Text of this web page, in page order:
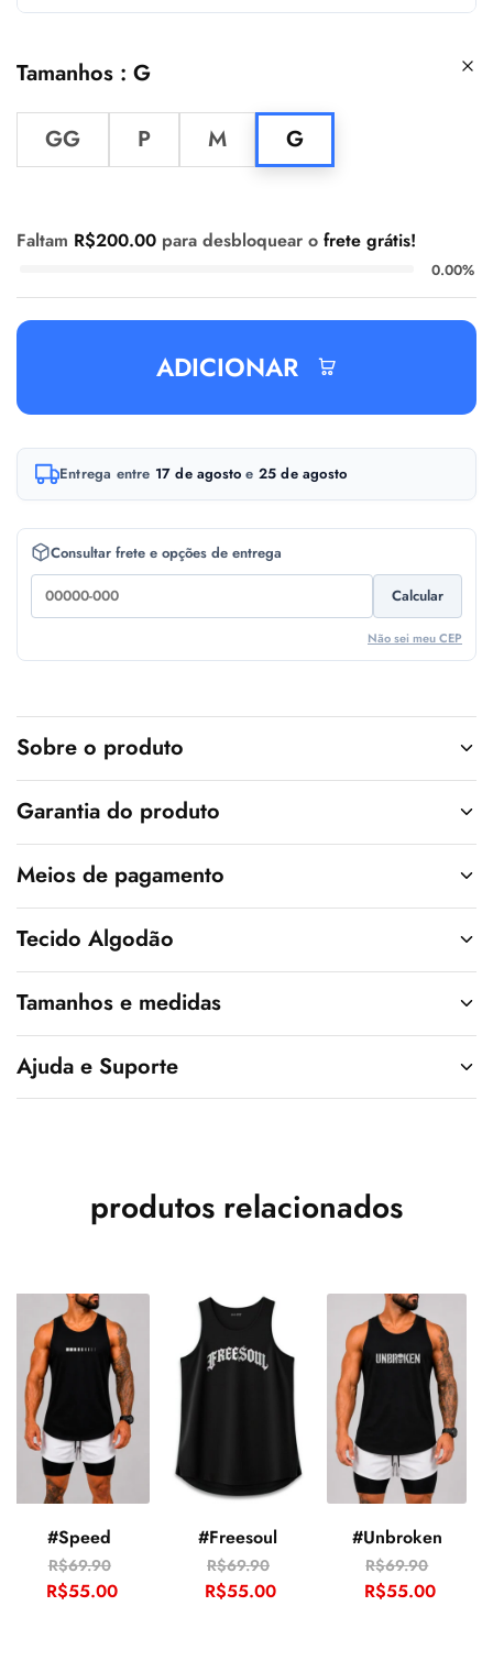
Tamanhos G
GG P M G
Faltam R$200.00 para desbloquear o frete grátis!
0.00%
ADICIONAR
A
i
v
e
:
Entrega entre 17 de agosto e 25 de agosto
Consultar frete e opções de entrega
Calcular
Não sei meu CEP
Sobre o produto
Garantia do produto
Meios de pagamento
Tecido Algodão
Tamanhos e medidas
Ajuda e Suporte
produtos relacionados
#Speed
R$69.90
R$55.00
#Freesoul
R$69.90
R$55.00
#Unbroken
R$69.90
R$55.00